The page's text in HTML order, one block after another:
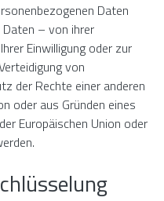
Daten
Daten – von ihrer
Einwilligung oder zur
von
der Rechte einer anderen
oder aus Gründen eines
Europäischen Union oder